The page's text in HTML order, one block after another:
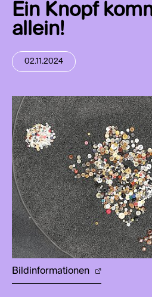
Ein Knopf
allein!
02.11.2024
Bildinformationen